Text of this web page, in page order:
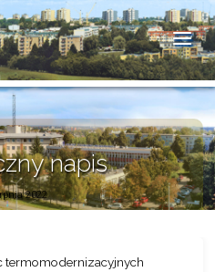
napis
2022
termomodernizacyjnych